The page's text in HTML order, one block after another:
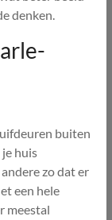
denken.
buiten
huis
zo dat er
een hele
meestal